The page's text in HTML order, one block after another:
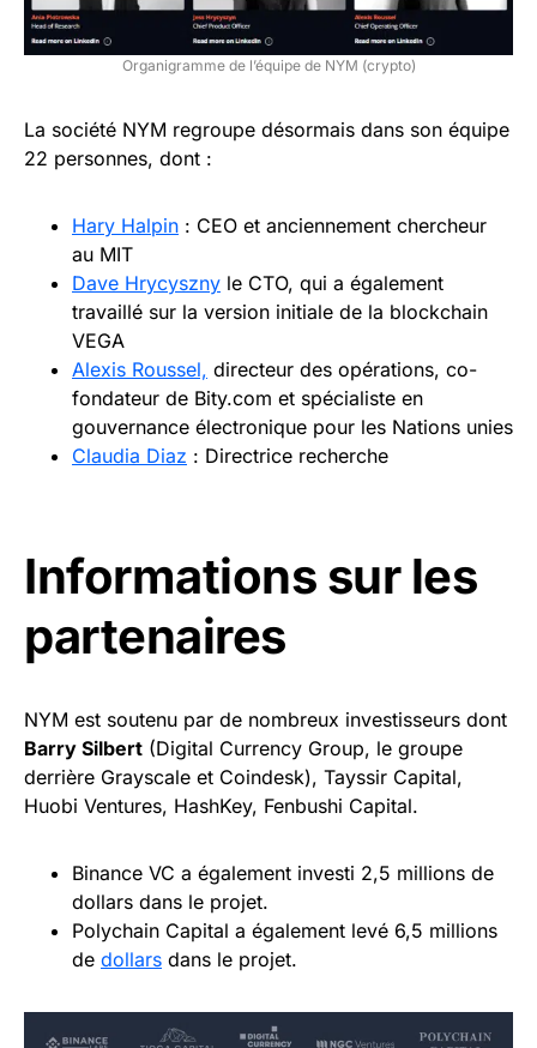
Organigramme de l’équipe de NYM (crypto)
La société NYM regroupe désormais dans son équipe
22 personnes, dont :
Hary Halpin : CEO et anciennement chercheur
au MIT
Dave Hrycyszny le CTO, qui a également
travaillé sur la version initiale de la blockchain
VEGA
Alexis Roussel, directeur des opérations, co-
fondateur de Bity.com et spécialiste en
gouvernance électronique pour les Nations unies
Claudia Diaz : Directrice recherche
Informations sur les
partenaires
NYM est soutenu par de nombreux investisseurs dont
Barry Silbert (Digital Currency Group, le groupe
derrière Grayscale et Coindesk), Tayssir Capital,
Huobi Ventures, HashKey, Fenbushi Capital.
Binance VC a également investi 2,5 millions de
dollars dans le projet.
Polychain Capital a également levé 6,5 millions
de dollars dans le projet.